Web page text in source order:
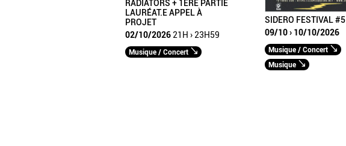
RADIATORS + 1ÈRE PARTIE
LAURÉAT.E APPEL À
PROJET
02/10/2026 21H › 23H59
Musique / Concert
SIDERO FESTIVAL #5
09/10 › 10/10/2026
Musique / Concert
Musique